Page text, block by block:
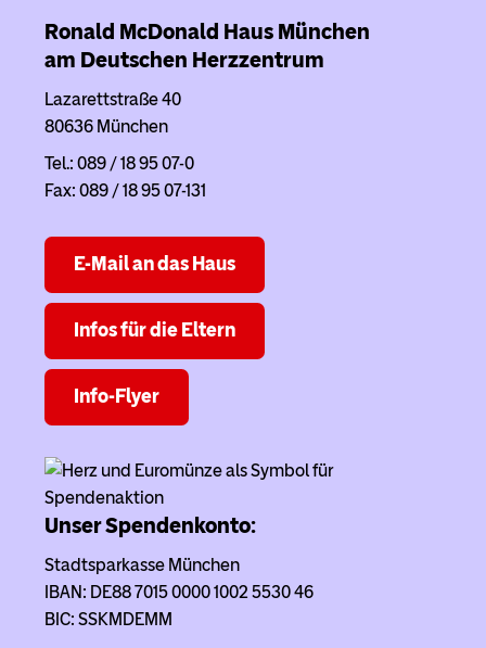
Ronald McDonald Haus München
am Deutschen Herzzentrum
Lazarettstraße 40
80636 München
Tel.: 089 / 18 95 07-0
Fax: 089 / 18 95 07-131
E-Mail an das Haus
Infos für die Eltern
Info-Flyer
Unser Spendenkonto:
Stadtsparkasse München
IBAN: DE88 7015 0000 1002 5530 46
BIC: SSKMDEMM